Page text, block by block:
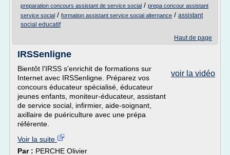
preparation concours assistant de service social / prepa concour assistant
service social / formation assistant service social alternance / assistant
social educatif
Haut de page
IRSSenligne
voir la vidéo
Bientôt l'IRSS s'enrichit de formations sur
Internet avec IRSSenligne. Préparez vos
concours éducateur spécialisé, éducateur
jeunes enfants, moniteur-éducateur, assistant
de service social, infirmier, aide-soignant,
axillaire de puériculture avec une prépa
référente.
Voir la suite
Par : PERCHE Olivier